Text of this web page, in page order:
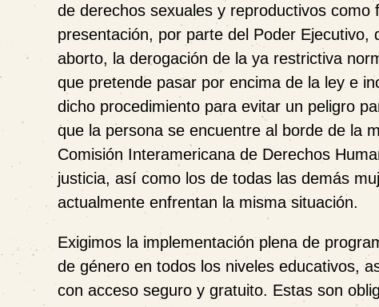
de derechos sexuales y reproductivos
presentación, por parte del Poder
aborto, la derogación de la ya restrictiva
que pretende pasar por encima de la ley e
dicho procedimiento para evitar un peligro
que la persona se encuentre al borde de la
Comisión Interamericana de Derechos
justicia, así como los de todas las demás
actualmente enfrentan la misma situación.
Exigimos la implementación plena de
de género en todos los niveles educativos,
con acceso seguro y gratuito. Estas son